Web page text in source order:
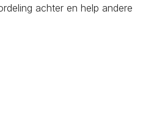
achter en help andere